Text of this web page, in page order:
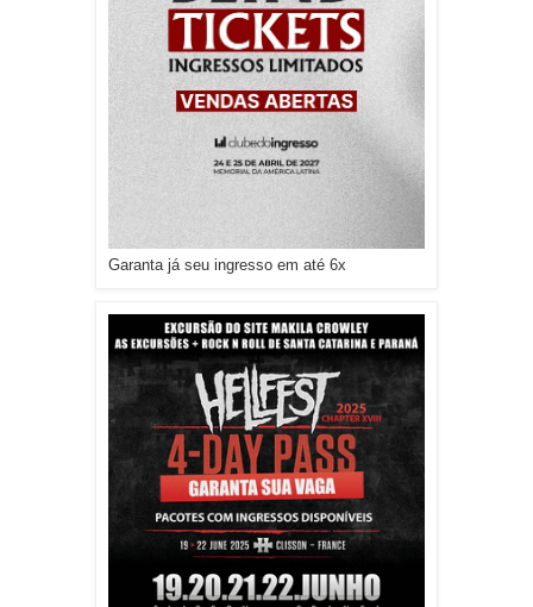
Garanta já seu ingresso em até 6x